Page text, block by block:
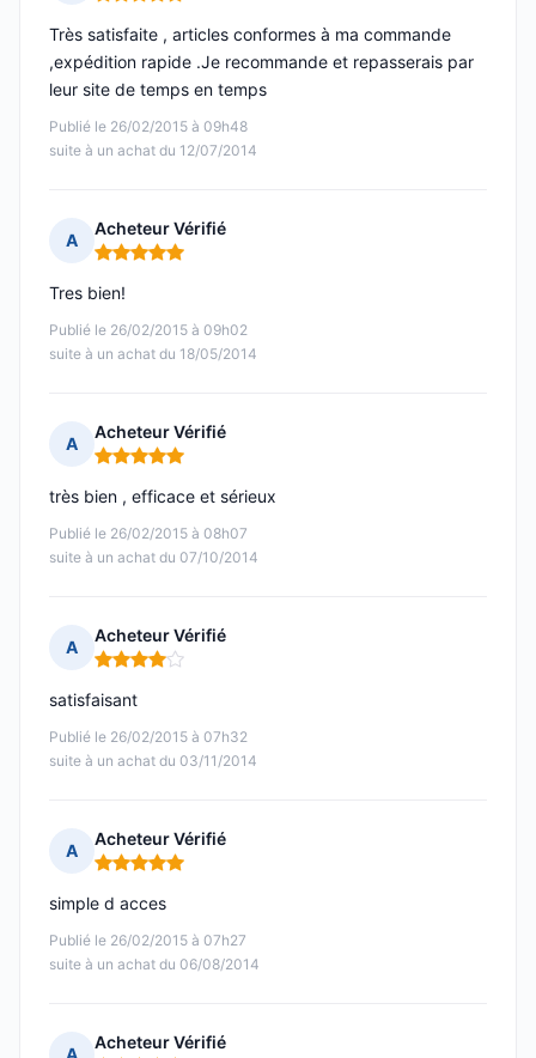
Publié le 26/02/2015 à 09h48
suite à un achat du 12/07/2014
Très satisfaite , articles conformes à ma commande
,expédition rapide .Je recommande et repasserais par
leur site de temps en temps
A
Acheteur Vérifié
Note : 5 sur 5
Publié le 26/02/2015 à 09h02
suite à un achat du 18/05/2014
Tres bien!
A
Acheteur Vérifié
Note : 5 sur 5
Publié le 26/02/2015 à 08h07
suite à un achat du 07/10/2014
très bien , efficace et sérieux
A
Acheteur Vérifié
Note : 4 sur 5
Publié le 26/02/2015 à 07h32
suite à un achat du 03/11/2014
satisfaisant
A
Acheteur Vérifié
Note : 5 sur 5
Publié le 26/02/2015 à 07h27
suite à un achat du 06/08/2014
simple d acces
Acheteur Vérifié